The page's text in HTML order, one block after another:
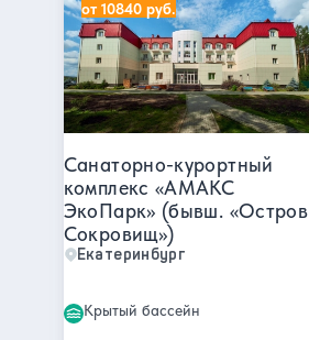
Санаторно-курортный
комплекс «АМАКС
ЭкоПарк» (бывш. «Остров
Сокровищ»)
Екатеринбург
Крытый бассейн
от 10840 руб.